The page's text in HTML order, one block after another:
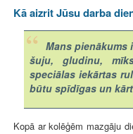
Kā aizrit Jūsu darba
Mans pienākums
šuju, gludinu,
speciālas iekārtas
būtu spīdīgas un
Kopā ar kolēģēm mazgāju